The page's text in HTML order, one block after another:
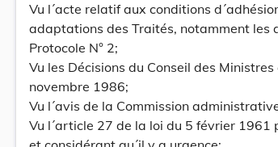
Vu l´acte relatif aux conditions
adaptations des Traités, notamment
Protocole N° 2;
Vu les Décisions du Conseil des
novembre 1986;
Vu l´avis de la Commission
Vu l´article 27 de la loi du 5 février